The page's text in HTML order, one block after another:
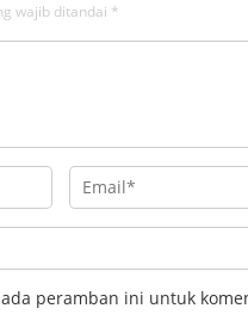
wajib ditandai *
peramban ini untuk